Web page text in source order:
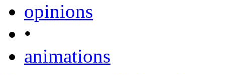
opinions
•
animations